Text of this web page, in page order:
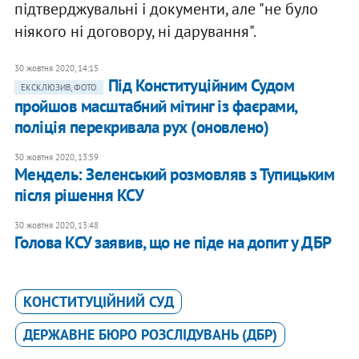
підтверджувальні і документи, але "не було
ніякого ні договору, ні дарування".
30 жовтня 2020, 14:15
ЕКСКЛЮЗИВ, ФОТО
Під Конституційним Судом
пройшов масштабний мітинг із фаєрами,
поліція перекривала рух (оновлено)
30 жовтня 2020, 13:59
Мендель: Зеленський розмовляв з Тупицьким
після рішення КСУ
30 жовтня 2020, 13:48
Голова КСУ заявив, що не піде на допит у ДБР
КОНСТИТУЦІЙНИЙ СУД
ДЕРЖАВНЕ БЮРО РОЗСЛІДУВАНЬ (ДБР)